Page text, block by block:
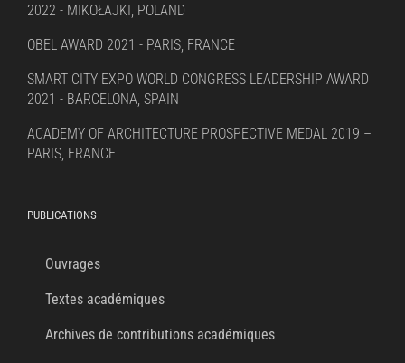
2022 - MIKOŁAJKI, POLAND
OBEL AWARD 2021 - PARIS, FRANCE
SMART CITY EXPO WORLD CONGRESS LEADERSHIP AWARD
2021 - BARCELONA, SPAIN
ACADEMY OF ARCHITECTURE PROSPECTIVE MEDAL 2019 –
PARIS, FRANCE
PUBLICATIONS
Ouvrages
Textes académiques
Archives de contributions académiques